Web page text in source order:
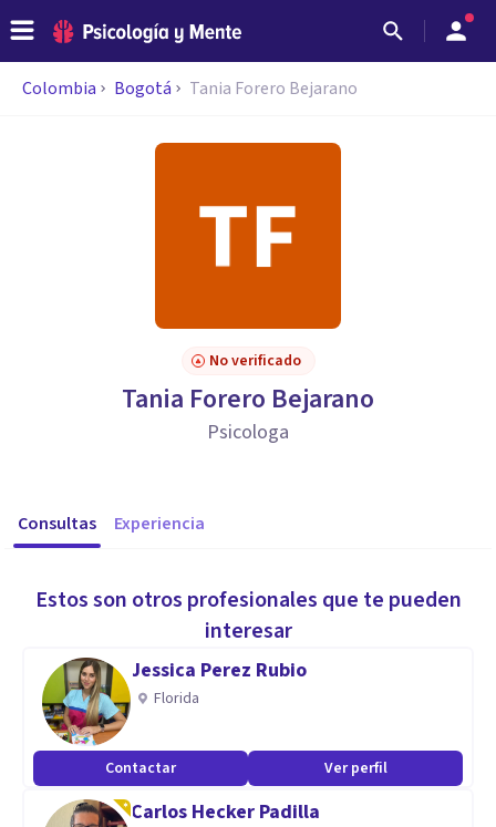
Colombia Bogotá Tania Forero Bejarano
No verificado
Tania Forero Bejarano
Psicologa
Consultas Experiencia
Estos son otros profesionales que te pueden
interesar
Jessica Perez Rubio
Florida
Contactar Ver perfil
Carlos Hecker Padilla